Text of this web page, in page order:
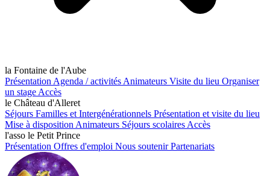
la Fontaine de l'Aube
Présentation Agenda / activités Animateurs Visite du lieu Organiser
un stage Accès
le Château d'Alleret
Séjours Familles et Intergénérationnels Présentation et visite du lieu
Mise à disposition Animateurs Séjours scolaires Accès
l'asso le Petit Prince
Présentation Offres d'emploi Nous soutenirPartenariats